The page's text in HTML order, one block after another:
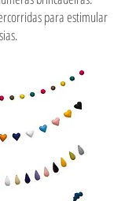
para estimular